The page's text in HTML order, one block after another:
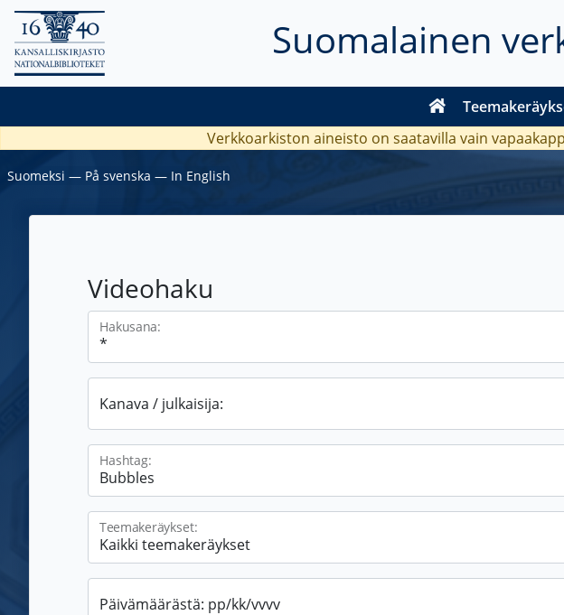
Suomalainen
Verkkoarkiston aineisto on saatavilla vain
Suomeksi ― På svenska ― In English
Videohaku
Hakusana:
Kanava / julkaisija:
Hashtag:
Teemakeräykset:
Päivämäärästä: pp/kk/vvvv